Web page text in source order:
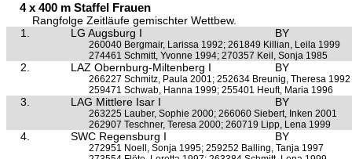
4 x 400 m Staffel Frauen
Rangfolge Zeitläufe gemischter Wettbew.
1.
LG Augsburg I BY
260040 Bergmair, Larissa 1992; 261849 Killian, Leila 1999
274461 Schmitt, Yvonne 1994; 270357 Keil, Sonja 1985
2. LAZ Obernburg-Miltenberg I BY
266227 Schmitz, Paula 2001; 252634 Breunig, Theresa 1992
259471 Schwab, Hanna 1999; 255401 Heuft, Maria 1996
3. LAG Mittlere Isar I BY
263225 Lauber, Sophie 2000; 266060 Siebert, Inken 2001
262907 Teschner, Teresa 2000; 260719 Lipp, Lena 1999
4. SWC Regensburg I BY
272951 Noell, Sonja 1995; 259252 Balling, Tanja 1997